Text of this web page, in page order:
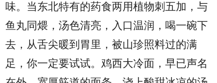
味。当东北特有的药食两用植物刺五加，与
鱼丸同煨，汤色清亮，入口温润，喝一碗下
去，从舌尖暖到胃里，被山珍照料过的满
足，你一定要试试。鸡西大冷面，早已声名